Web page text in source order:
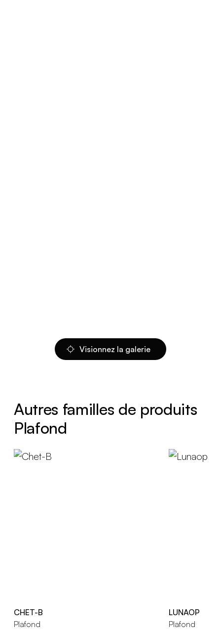
Visionnez la galerie
Autres familles de produits
Plafond
CHET-B
Plafond
LUNAOP
Plafond